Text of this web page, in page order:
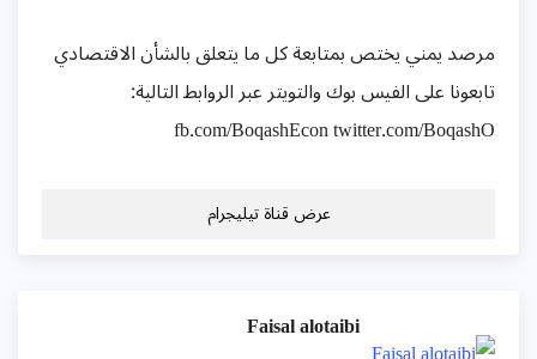
مرصد يمني يختص بمتابعة كل ما يتعلق بالشأن الاقتصادي
تابعونا على الفيس بوك والتويتر عبر الروابط التالية:
fb.com/BoqashEcon twitter.com/BoqashO
عرض قناة تيليجرام
Faisal alotaibi